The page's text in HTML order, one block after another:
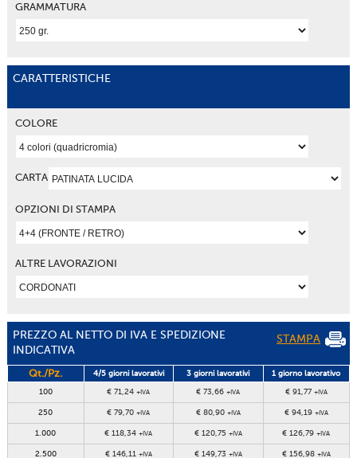
GRAMMATURA
CARATTERISTICHE
COLORE
CARTA
OPZIONI DI STAMPA
ALTRE LAVORAZIONI
PREZZO AL NETTO DI IVA E SPEDIZIONE
INDICATIVA
STAMPA
Qt./Pz. 4/5 giorni lavorativi 3 giorni lavorativi 1 giorno lavorativo
100 € 71,24+IVA € 73,66+IVA € 91,77 +IVA
250 € 79,70+IVA € 80,90 +IVA € 94,19 +IVA
1.000 € 118,34+IVA € 120,75 +IVA € 126,79+IVA
2.500 € 146,11 +IVA € 149,73 +IVA € 156,98 +IVA